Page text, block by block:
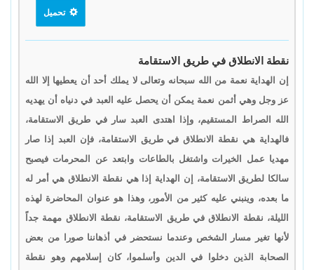
تحميل
نقطة الانطلاق في طريق الاستقامة
إن الهداية نعمة من الله سبحانه وتعالى لا يملك أحد أن يعطيها إلا الله
عز وجل وهي أثمن نعمة يمكن أن يحصل عليه العبد في دنياه أن يهديه
الله الصراط المستقيم، وإذا اهتدى العبد سار في طريق الاستقامة،
فالهداية هي نقطة الانطلاق في طريق الاستقامة، فإن العبد إذا صار
مهديا عمل الخيرات واشتغل بالطاعات وابتعد عن المحرمات فيصبح
سالكا لطريق الاستقامة، إن الهداية إذا هي نقطة الانطلاق هي أمر له
ما بعده، وينبني عليه كثير من الأمور، وهذا هو عنوان المحاضرة لهذه
الليلة، نقطة الانطلاق في طريق الاستقامة، نقطة الانطلاق مهمة جداً
لأنها تغير مسار الشخص وعندما نستحضر في أذهاننا صورا من بعض
الصحابة الذين دخلوا في الدين وأسلموا، كان إسلامهم وهو نقطة